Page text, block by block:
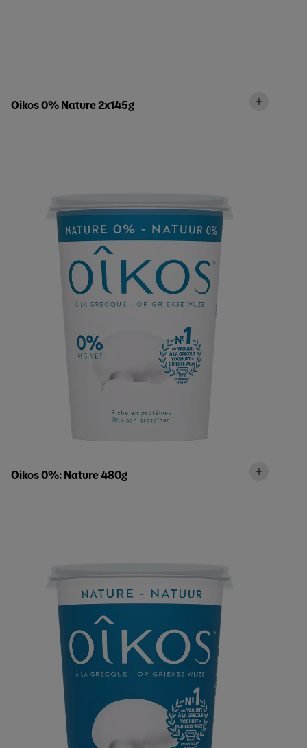
Oikos 0% Nature 2x145g
Oikos 0%: Nature 480g